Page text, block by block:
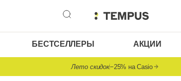
БЕСТСЕЛЛЕРЫ АКЦИИ
Лето скидок−25% на Casio